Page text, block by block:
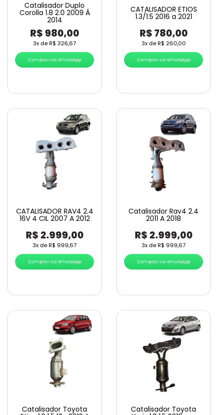
Catalisador Duplo
Corolla 1.8 2.0 2009 Á
2014
R$ 980,00
3x deR$ 326,67
Comprar via WhatsApp
CATALISADOR ETIOS
1.3/1.5 2016 a 2021
R$ 780,00
3x deR$ 260,00
Comprar via WhatsApp
CATALISADOR RAV4 2.4
16V 4 CIL 2007 A 2012
R$ 2.999,00
3x deR$ 999,67
Comprar via WhatsApp
Catalisador Rav4 2.4
2011 A 2018
R$ 2.999,00
3x deR$ 999,67
Comprar via WhatsApp
Catalisador Toyota Catalisador Toyota